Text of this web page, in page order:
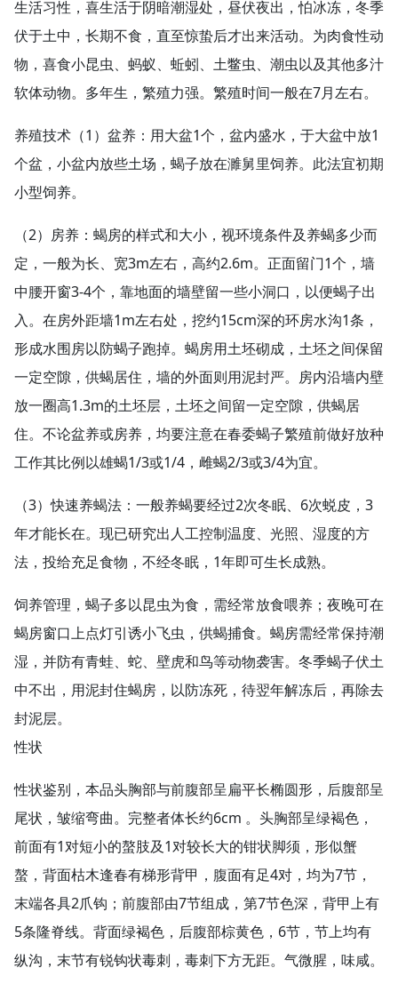
生活习性，喜生活于阴暗潮湿处，昼伏夜出，怕冰冻，冬季
伏于土中，长期不食，直至惊蛰后才出来活动。为肉食性动
物，喜食小昆虫、蚂蚁、蚯蚓、土鳖虫、潮虫以及其他多汁
软体动物。多年生，繁殖力强。繁殖时间一般在7月左右。
养殖技术（1）盆养：用大盆1个，盆内盛水，于大盆中放1
个盆，小盆内放些土场，蝎子放在濉舅里饲养。此法宜初期
小型饲养。
（2）房养：蝎房的样式和大小，视环境条件及养蝎多少而
定，一般为长、宽3m左右，高约2.6m。正面留门1个，墙
中腰开窗3-4个，靠地面的墙壁留一些小洞口，以便蝎子出
入。在房外距墙1m左右处，挖约15cm深的环房水沟1条，
形成水围房以防蝎子跑掉。蝎房用土坯砌成，土坯之间保留
一定空隙，供蝎居住，墙的外面则用泥封严。房内沿墙内壁
放一圈高1.3m的土坯层，土坯之间留一定空隙，供蝎居
住。不论盆养或房养，均要注意在春委蝎子繁殖前做好放种
工作其比例以雄蝎1/3或1/4，雌蝎2/3或3/4为宜。
（3）快速养蝎法：一般养蝎要经过2次冬眠、6次蜕皮，3
年才能长在。现已研究出人工控制温度、光照、湿度的方
法，投给充足食物，不经冬眠，1年即可生长成熟。
饲养管理，蝎子多以昆虫为食，需经常放食喂养；夜晚可在
蝎房窗口上点灯引诱小飞虫，供蝎捕食。蝎房需经常保持潮
湿，并防有青蛙、蛇、壁虎和鸟等动物袭害。冬季蝎子伏土
中不出，用泥封住蝎房，以防冻死，待翌年解冻后，再除去
封泥层。
性状
性状鉴别，本品头胸部与前腹部呈扁平长椭圆形，后腹部呈
尾状，皱缩弯曲。完整者体长约6cm 。头胸部呈绿褐色，
前面有1对短小的螯肢及1对较长大的钳状脚须，形似蟹
螯，背面枯木逢春有梯形背甲，腹面有足4对，均为7节，
末端各具2爪钩；前腹部由7节组成，第7节色深，背甲上有
5条隆脊线。背面绿褐色，后腹部棕黄色，6节，节上均有
纵沟，末节有锐钩状毒刺，毒刺下方无距。气微腥，味咸。